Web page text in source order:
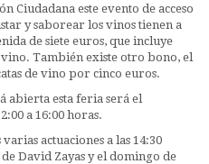
Ciudadana este evento de acceso
y saborear los vinos tienen a
de siete euros, que incluye
vino. También existe otro bono, el
de vino por cinco euros.
abierta esta feria será el
a 16:00 horas.
actuaciones a las 14:30
David Zayas y el domingo de